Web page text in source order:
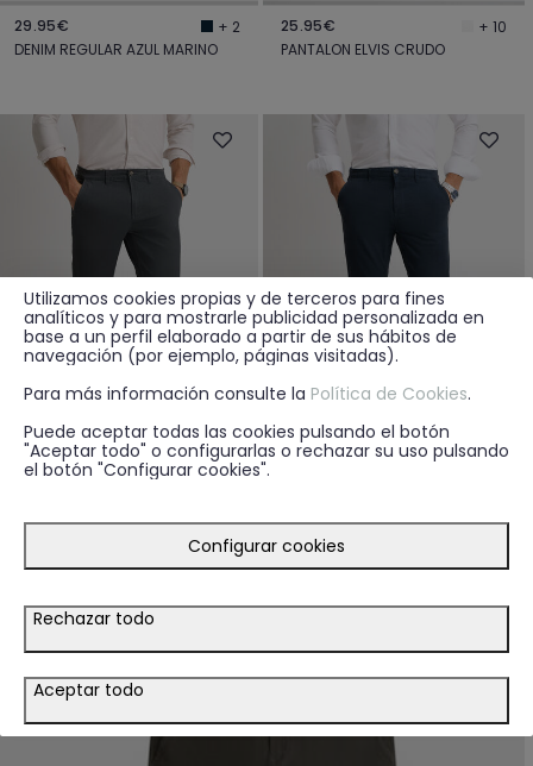
29.95€
+ 2
DENIM REGULAR AZUL MARINO
25.95€
+ 10
PANTALON ELVIS CRUDO
Utilizamos cookies propias y de terceros para fines
analíticos y para mostrarle publicidad personalizada en
base a un perfil elaborado a partir de sus hábitos de
navegación (por ejemplo, páginas visitadas).
Para más información consulte la Política de Cookies.
Puede aceptar todas las cookies pulsando el botón
"Aceptar todo" o configurarlas o rechazar su uso pulsando
el botón "Configurar cookies".
Configurar cookies
Rechazar todo
Aceptar todo